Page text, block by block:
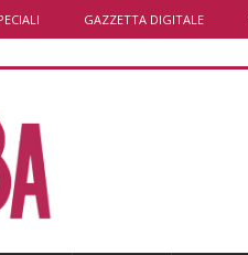
GAZZETTA DIGITALE